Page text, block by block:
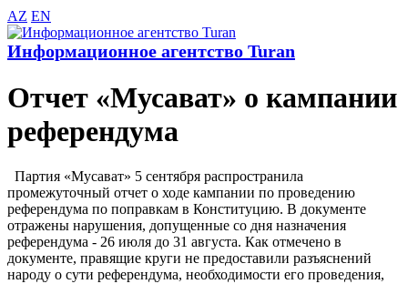
AZ EN
Информационное агентство Turan
Отчет «Мусават» о кампании
референдума
Партия «Мусават» 5 сентября распространила
промежуточный отчет о ходе кампании по проведению
референдума по поправкам в Конституцию. В документе
отражены нарушения, допущенные со дня назначения
референдума - 26 июля до 31 августа. Как отмечено в
документе, правящие круги не предоставили разъяснений
народу о сути референдума, необходимости его проведения,